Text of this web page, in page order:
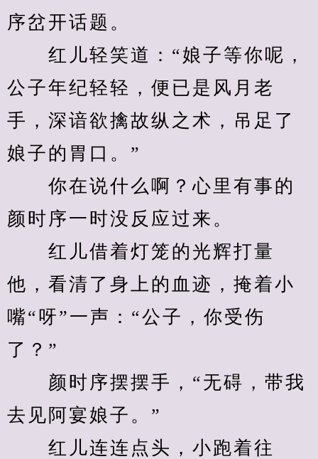
序岔开话题。
红儿轻笑道：“娘子等你呢，
公子年纪轻轻，便已是风月老
手，深谙欲擒故纵之术，吊足了
娘子的胃口。”
你在说什么啊？心里有事的
颜时序一时没反应过来。
红儿借着灯笼的光辉打量
他，看清了身上的血迹，掩着小
嘴“呀”一声：“公子，你受伤
了？”
颜时序摆摆手，“无碍，带我
去见阿宴娘子。”
红儿连连点头，小跑着往